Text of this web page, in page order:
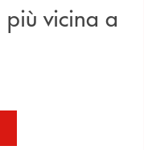
più vicina a